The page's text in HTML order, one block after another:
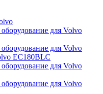
для Volvo
для Volvo
EC180BLC
для Volvo
для Volvo